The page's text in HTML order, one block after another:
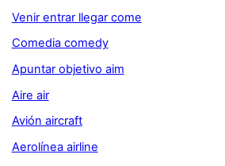
Venir entrar llegar come
Comedia comedy
Apuntar objetivo aim
Aire air
Avión aircraft
Aerolínea airline